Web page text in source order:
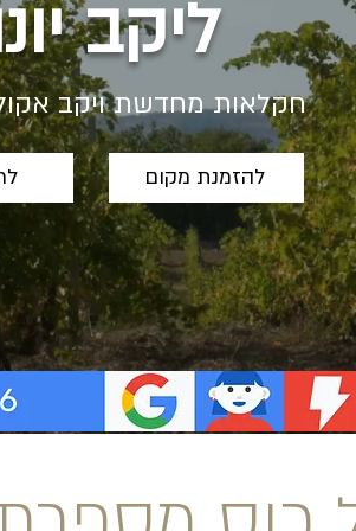
ליקב
חקלאות מחדשתויקב
להזמנת מקום